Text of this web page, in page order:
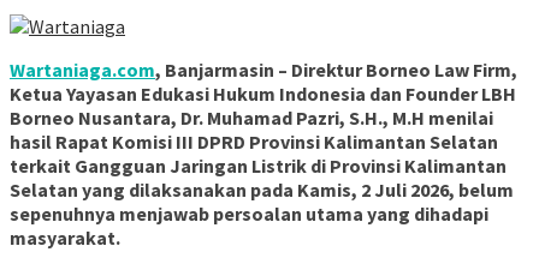
Wartaniaga.com, Banjarmasin – Direktur Borneo Law Firm,
Ketua Yayasan Edukasi Hukum Indonesia dan Founder LBH
Borneo Nusantara, Dr. Muhamad Pazri, S.H., M.H menilai
hasil Rapat Komisi III DPRD Provinsi Kalimantan Selatan
terkait Gangguan Jaringan Listrik di Provinsi Kalimantan
Selatan yang dilaksanakan pada Kamis, 2 Juli 2026, belum
sepenuhnya menjawab persoalan utama yang dihadapi
masyarakat.